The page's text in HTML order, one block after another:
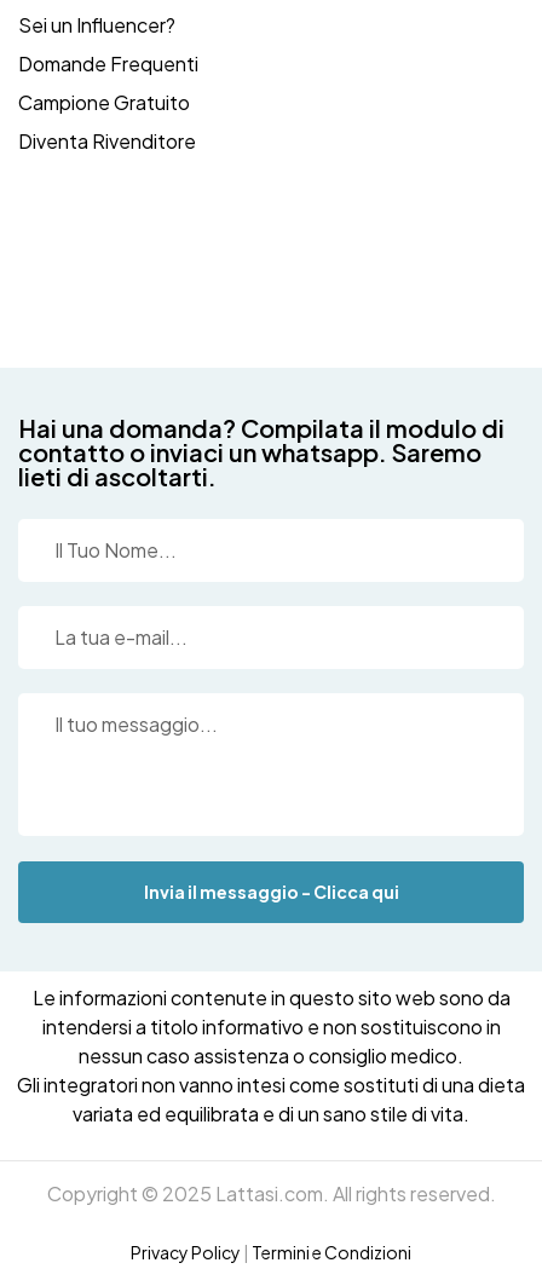
Sei un Influencer?
Domande Frequenti
Campione Gratuito
Diventa Rivenditore
Hai una domanda? Compilata il modulo di
contatto o inviaci un whatsapp. Saremo
lieti di ascoltarti.
Invia il messaggio - Clicca qui
Le informazioni contenute in questo sito web sono da
intendersi a titolo informativo e non sostituiscono in
nessun caso assistenza o consiglio medico.
Gli integratori non vanno intesi come sostituti di una dieta
variata ed equilibrata e di un sano stile di vita.
Copyright © 2025 Lattasi.com. All rights reserved.
Privacy Policy | Termini e Condizioni